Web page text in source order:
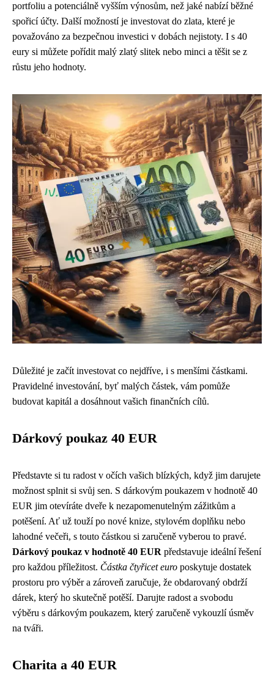
portfoliu a potenciálně vyšším výnosům, než jaké nabízí běžné
spořicí účty. Další možností je investovat do zlata, které je
považováno za bezpečnou investici v dobách nejistoty. I s 40
eury si můžete pořídit malý zlatý slitek nebo minci a těšit se z
růstu jeho hodnoty.
Důležité je začít investovat co nejdříve, i s menšími částkami.
Pravidelné investování, byť malých částek, vám pomůže
budovat kapitál a dosáhnout vašich finančních cílů.
Dárkový poukaz 40 EUR
Představte si tu radost v očích vašich blízkých, když jim darujete
možnost splnit si svůj sen. S dárkovým poukazem v hodnotě 40
EUR jim otevíráte dveře k nezapomenutelným zážitkům a
potěšení. Ať už touží po nové knize, stylovém doplňku nebo
lahodné večeři, s touto částkou si zaručeně vyberou to pravé.
Dárkový poukaz v hodnotě 40 EUR představuje ideální řešení
pro každou příležitost. Částka čtyřicet euro poskytuje dostatek
prostoru pro výběr a zároveň zaručuje, že obdarovaný obdrží
dárek, který ho skutečně potěší. Darujte radost a svobodu
výběru s dárkovým poukazem, který zaručeně vykouzlí úsměv
na tváři.
Charita a 40 EUR